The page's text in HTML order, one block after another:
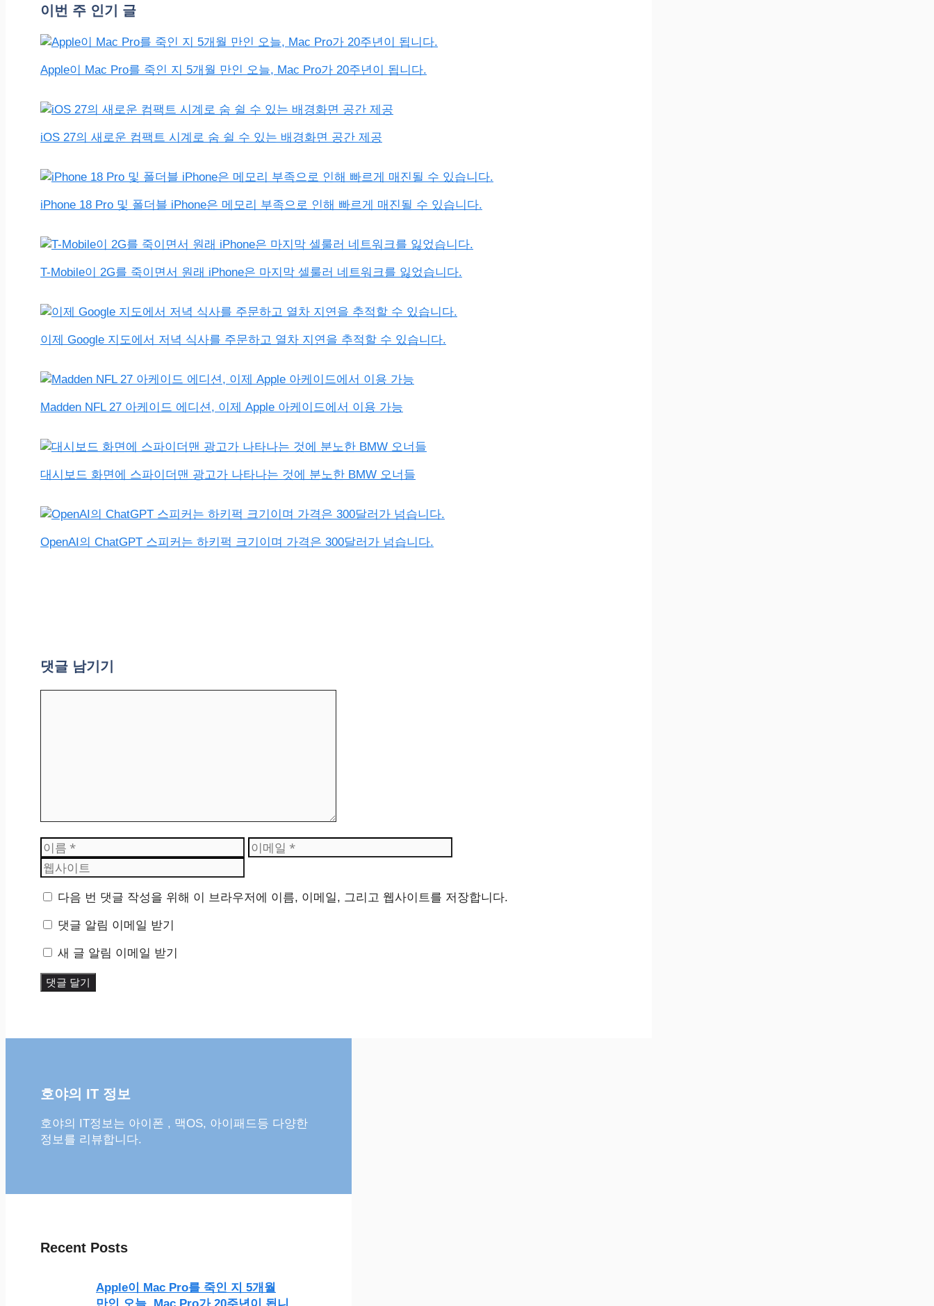
이번 주 인기 글
Apple이 Mac Pro를 죽인 지 5개월 만인 오늘, Mac Pro가 20주년이 됩니다.
iOS 27의 새로운 컴팩트 시계로 숨 쉴 수 있는 배경화면 공간 제공
iPhone 18 Pro 및 폴더블 iPhone은 메모리 부족으로 인해 빠르게 매진될 수 있습니다.
T-Mobile이 2G를 죽이면서 원래 iPhone은 마지막 셀룰러 네트워크를 잃었습니다.
이제 Google 지도에서 저녁 식사를 주문하고 열차 지연을 추적할 수 있습니다.
Madden NFL 27 아케이드 에디션, 이제 Apple 아케이드에서 이용 가능
대시보드 화면에 스파이더맨 광고가 나타나는 것에 분노한 BMW 오너들
OpenAI의 ChatGPT 스피커는 하키퍽 크기이며 가격은 300달러가 넘습니다.
댓글 남기기
이
름
이
메
사
트
다음 번 댓글 작성을 위해 이 브라우저에 이름, 이메일, 그리고 웹사이트를 저장합니다.
댓글 알림 이메일 받기
새 글 알림 이메일 받기
호야의 IT 정보
호야의 IT정보는 아이폰 , 맥OS, 아이패드등 다양한
정보를 리뷰합니다.
Recent Posts
Apple이 Mac Pro를 죽인 지 5개월